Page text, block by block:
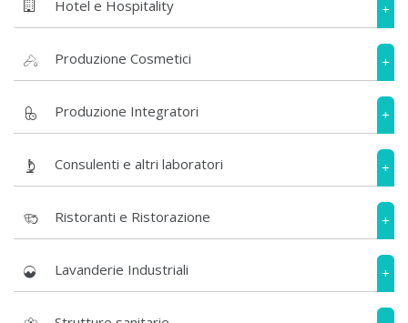
Hotel e Hospitality +
Produzione Cosmetici +
Produzione Integratori +
Consulenti e altri laboratori +
Ristoranti e Ristorazione +
Lavanderie Industriali +